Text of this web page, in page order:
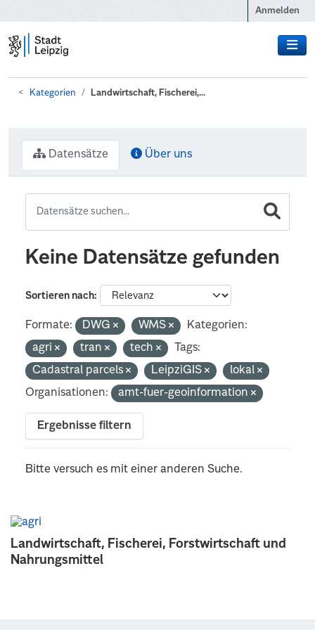
Anmelden
Kategorien Landwirtschaft, Fischerei,...
Landwirtschaft, Fischerei, Forstwirtschaft und
Nahrungsmittel
Datensätze Über uns
Keine Datensätze gefunden
Sortieren nach
Formate: DWG WMS
Kategorien:
agri
tran tech
Tags:
Cadastral parcels
LeipziGIS
lokal
Organisationen:
amt-fuer-geoinformation
Ergebnisse filtern
Bitte versuch es mit einer anderen Suche.